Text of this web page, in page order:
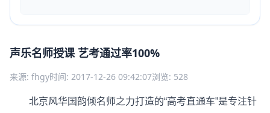
声乐名师授课 艺考通过率100%
来源: fhgy时间: 2017-12-26 09:42:07浏览: 528
北京风华国韵倾名师之力打造的“高考直通车”是专注针